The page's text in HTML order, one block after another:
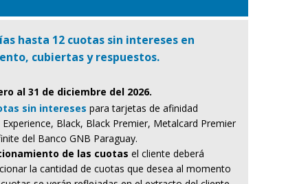
hasta 12 cuotas sin intereses en
cubiertas y respuestos.
al 31 de diciembre del 2026.
sin intereses para tarjetas de afinidad
Black, Black Premier, Metalcard Premier
del Banco GNB Paraguay.
de las cuotas el cliente deberá
la cantidad de cuotas que desea al momento